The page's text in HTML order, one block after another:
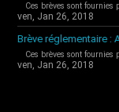
Ces brèves sont fournies
ven, Jan 26, 2018
Brève réglementaire :
Ces brèves sont fournies
ven, Jan 26, 2018